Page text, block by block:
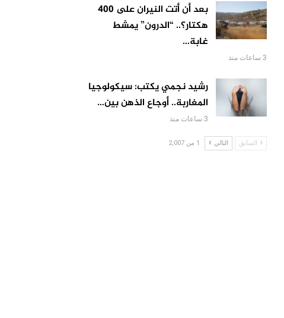
بعد أن أتت النيران على 400
هكتار؟.. “الدرون” يمشط
غابة…
3 ساعات منذ
رشيد نجمي يكتب: سيكولوجيا
المغاربة.. أوجاع الذهن بين…
3 ساعات منذ
السابق التالي 1 من 2,007